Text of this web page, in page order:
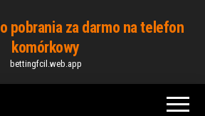
pobrania za darmo na telefon
komórkowy
bettingfcil.web.app